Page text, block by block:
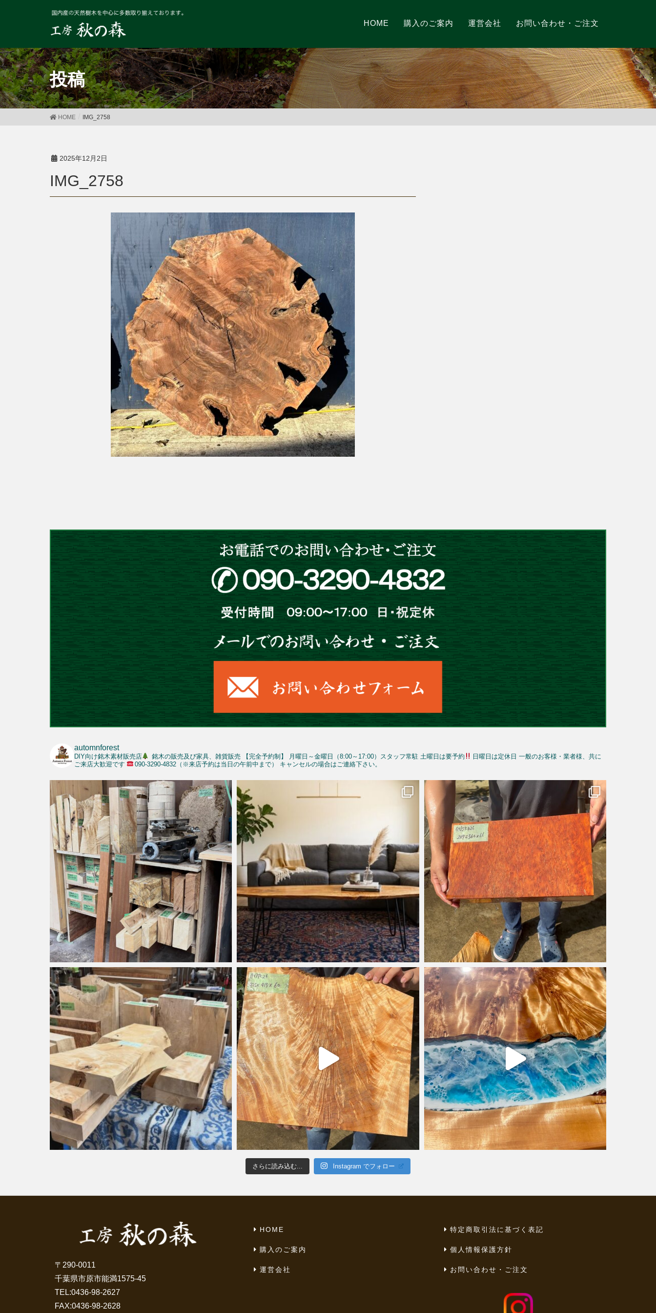
HOME 購入のご案内 運営会社 お問い合わせ・ご注文
投稿
HOME IMG_2758
2025年12月2日
IMG_2758
automnforest
DIY向け銘木素材販売店 銘木の販売及び家具、雑貨販売 【完全予約制】 月曜日～金曜日（8:00～17:00）スタッフ常駐 土曜日は要予約 日曜日は定休日 一般のお客様・業者様、共に
ご来店大歓迎です
090-3290-4832（※来店予約は当日の午前中まで） キャンセルの場合はご連絡下さい。
さらに読み込む... Instagram でフォロー
〒290-0011
千葉県市原市能満1575-45
TEL:0436-98-2627
FAX:0436-98-2628
HOME
購入のご案内
運営会社
特定商取引法に基づく表記
個人情報保護方針
お問い合わせ・ご注文